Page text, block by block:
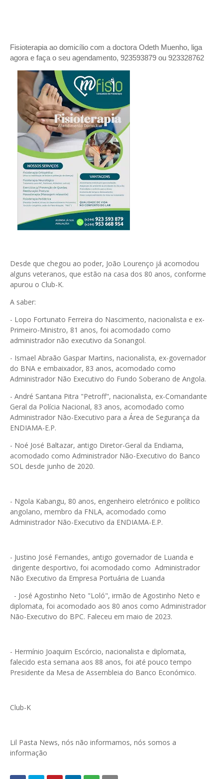
Fisioterapia ao domicílio com a doctora Odeth Muenho, liga
agora e faça o seu agendamento, 923593879 ou 923328762
Desde que chegou ao poder, João Lourenço já acomodou
alguns veteranos, que estão na casa dos 80 anos, conforme
apurou o Club-K.
A saber:
- Lopo Fortunato Ferreira do Nascimento, nacionalista e ex-
Primeiro-Ministro, 81 anos, foi acomodado como
administrador não executivo da Sonangol.
- Ismael Abraão Gaspar Martins, nacionalista, ex-governador
do BNA e embaixador, 83 anos, acomodado como
Administrador Não Executivo do Fundo Soberano de Angola.
- André Santana Pitra "Petroff", nacionalista, ex-Comandante
Geral da Polícia Nacional, 83 anos, acomodado como
Administrador Não-Executivo para a Área de Segurança da
ENDIAMA-E.P.
- Noé José Baltazar, antigo Diretor-Geral da Endiama,
acomodado como Administrador Não-Executivo do Banco
SOL desde junho de 2020.
- Ngola Kabangu, 80 anos, engenheiro eletrónico e político
angolano, membro da FNLA, acomodado como
Administrador Não-Executivo da ENDIAMA-E.P.
- Justino José Fernandes, antigo governador de Luanda e
dirigente desportivo, foi acomodado como Administrador
Não Executivo da Empresa Portuária de Luanda
- José Agostinho Neto "Loló", irmão de Agostinho Neto e
diplomata, foi acomodado aos 80 anos como Administrador
Não-Executivo do BPC. Faleceu em maio de 2023.
- Hermínio Joaquim Escórcio, nacionalista e diplomata,
falecido esta semana aos 88 anos, foi até pouco tempo
Presidente da Mesa de Assembleia do Banco Económico.
Club-K
Lil Pasta News, nós não informamos, nós somos a
informação